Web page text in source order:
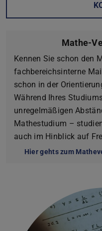
Mathe-
Kennen Sie schon den
fachbereichsinterne
schon in der
Während Ihres
unregelmäßigen
Mathestudium –
auch im Hinblick auf
Hier gehts zum